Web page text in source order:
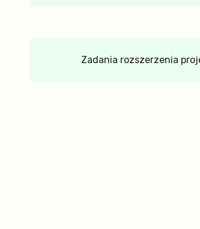
Zadania rozszerzenia